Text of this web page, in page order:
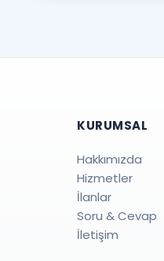
KURUMSAL
Hakkımızda
Hizmetler
İlanlar
Soru & Cevap
İletişim